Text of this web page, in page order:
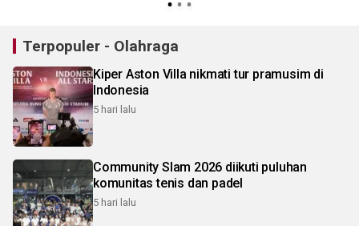
Terpopuler - Olahraga
Kiper Aston Villa nikmati tur pramusim di
Indonesia
5 hari lalu
Community Slam 2026 diikuti puluhan
komunitas tenis dan padel
5 hari lalu